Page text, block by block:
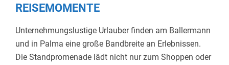
REISEMOMENTE
Unternehmungslustige Urlauber finden am Ballermann
und in Palma eine große Bandbreite an Erlebnissen.
Die Standpromenade lädt nicht nur zum Shoppen oder